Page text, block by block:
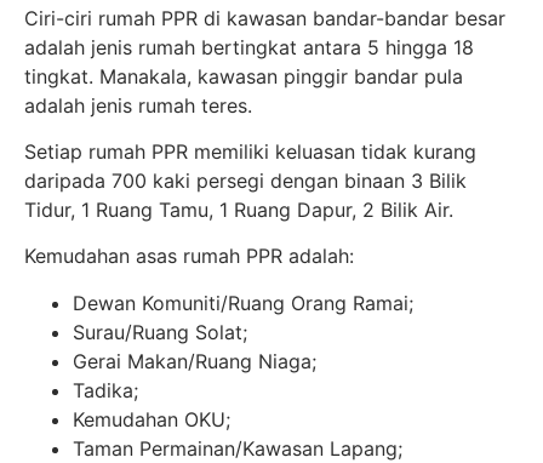
Ciri-ciri rumah PPR di kawasan bandar-bandar besar
adalah jenis rumah bertingkat antara 5 hingga 18
tingkat. Manakala, kawasan pinggir bandar pula
adalah jenis rumah teres.
Setiap rumah PPR memiliki keluasan tidak kurang
daripada 700 kaki persegi dengan binaan 3 Bilik
Tidur, 1 Ruang Tamu, 1 Ruang Dapur, 2 Bilik Air.
Kemudahan asas rumah PPR adalah:
Dewan Komuniti/Ruang Orang Ramai;
Surau/Ruang Solat;
Gerai Makan/Ruang Niaga;
Tadika;
Kemudahan OKU;
Taman Permainan/Kawasan Lapang;